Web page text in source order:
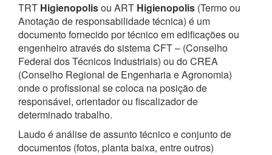
TRT Higienopolisou ART Higienopolis (Termo ou
Anotação de responsabilidade técnica) é um
documento fornecido por técnico em edificações ou
engenheiro através do sistema CFT – (Conselho
Federal dos Técnicos Industriais) ou do CREA
(Conselho Regional de Engenharia e Agronomia)
onde o profissional se coloca na posição de
responsável, orientador ou fiscalizador de
determinado trabalho.
Laudo é análise de assunto técnico e conjunto de
documentos (fotos, planta baixa, entre outros)